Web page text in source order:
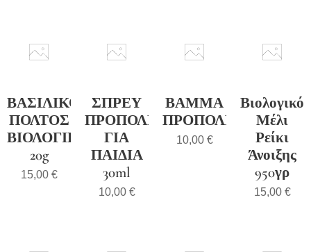
ΒΑΣΙΛΙΚΟΣ
ΠΟΛΤΟΣ
ΒΙΟΛΟΓΙΚΟΣ
20g
15,00€
ΣΠΡΕΥ
ΠΡΟΠΟΛΗΣ
ΓΙΑ
ΠΑΙΔΙΑ
30ml
10,00€
ΒΑΜΜΑ
ΠΡΟΠΟΛΗΣ
10,00€
Βιολογικό
Μέλι
Ρείκι
Άνοιξης
950γρ
15,00€